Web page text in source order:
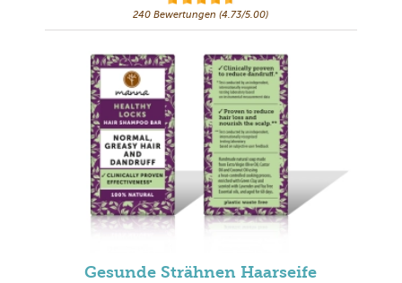
240 Bewertungen (4.73/5.00)
Gesunde Strähnen Haarseife